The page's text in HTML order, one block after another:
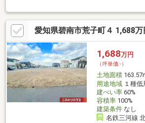
ではありません・ご希望のハウスメーカーや
建ぺい率60％、容積率100％▼周辺環境・ス
城山店」徒歩7分(約500m)・スギ薬局碧南城山
340m)・セブンイレブン碧南緑町2丁目店 徒
望の住まい探しをお手伝いします ━━━━━
ご相談はお気軽にお問い合わせください。
愛知県碧南市荒子町４ 1,688万
1,688万円
（坪単価:-）
土地面積
用途地域１種低
建ぺい率60%
容積率100%
建築条件なし
名鉄三河線